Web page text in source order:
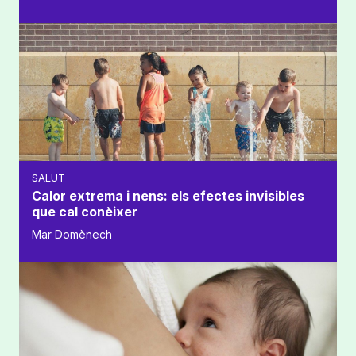
SALUT
Calor extrema i nens: els efectes invisibles
que cal conèixer
Mar Domènech